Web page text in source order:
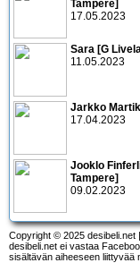
Tampere]
17.05.2023
Sara [G
11.05.2023
Jarkko
17.04.2023
Jooklo
Tampere]
09.02.2023
Copyright © 2025 desibeli.net
desibeli.net ei vastaa
sisältävän aiheeseen liittyvää